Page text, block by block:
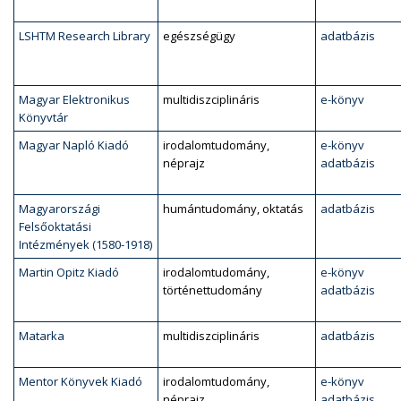
LSHTM Research Library egészségügy adatbázis
Magyar Elektronikus
Könyvtár
multidiszciplináris e-könyv
Magyar Napló Kiadó
irodalomtudomány,
néprajz
e-könyv
adatbázis
Magyarországi
Felsőoktatási
Intézmények (1580-1918)
humántudomány, oktatás adatbázis
Martin Opitz Kiadó
irodalomtudomány,
történettudomány
e-könyv
adatbázis
Matarka multidiszciplináris adatbázis
Mentor Könyvek Kiadó
irodalomtudomány,
e-könyv